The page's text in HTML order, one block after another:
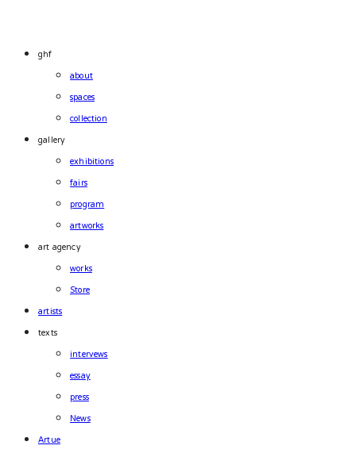
ghf
about
spaces
collection
gallery
exhibitions
fairs
program
artworks
art agency
works
Store
artists
texts
intervews
essay
press
News
Artue